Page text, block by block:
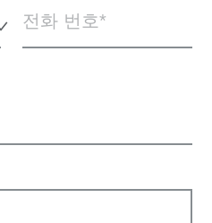
전화 번호